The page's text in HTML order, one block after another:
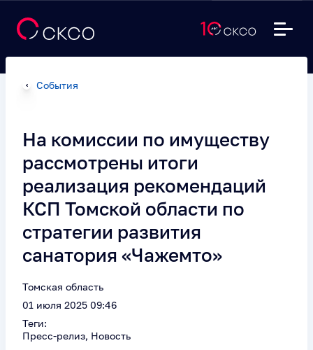
События
На комиссии по имуществу
рассмотрены итоги
реализация рекомендаций
КСП Томской области по
стратегии развития
санатория «Чажемто»
Томская область
01 июля 2025 09:46
Теги:
Пресс-релиз, Новость